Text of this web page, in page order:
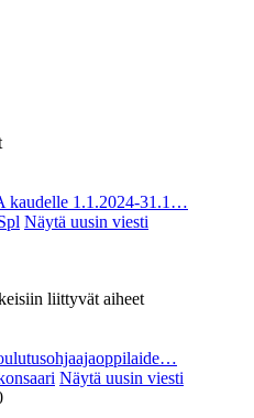
kaudelle 1.1.2024-31.1…
Näytä uusin viesti
liittyvät aiheet
Näytä uusin viesti